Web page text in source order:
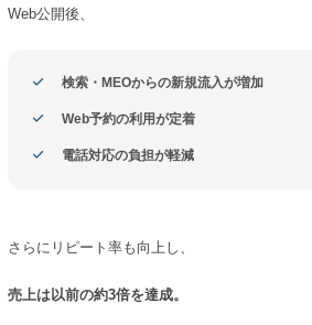
Web公開後、
検索・MEOからの新規流入が増加
Web予約の利用が定着
電話対応の負担が軽減
さらにリピート率も向上し、
売上は以前の約3倍を達成。